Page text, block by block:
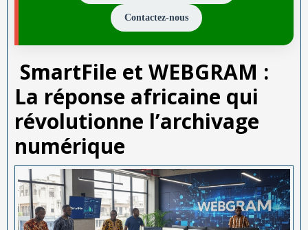
Contactez-nous
SmartFile et WEBGRAM :
La réponse africaine qui
révolutionne l’archivage
numérique